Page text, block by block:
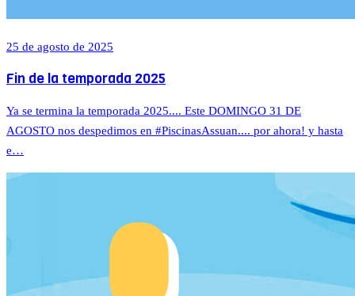
25 de agosto de 2025
Fin de la temporada 2025
Ya se termina la temporada 2025.... Este DOMINGO 31 DE
AGOSTO nos despedimos en #PiscinasAssuan.... por ahora! y hasta
e…